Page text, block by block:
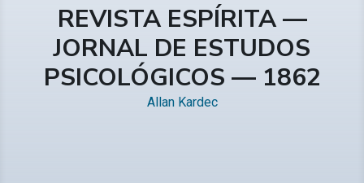
REVISTA ESPÍRITA —
JORNAL DE ESTUDOS
PSICOLÓGICOS — 1862
Allan Kardec